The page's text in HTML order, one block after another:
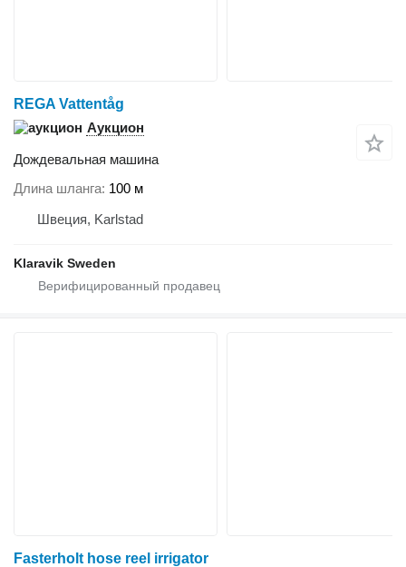
REGA Vattentåg
Аукцион
Дождевальная машина
Длина шланга 100 м
Швеция, Karlstad
Klaravik Sweden
Fasterholt hose reel irrigator